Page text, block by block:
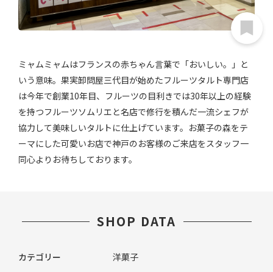
ミャムミャムはフランスの赤ちゃん言葉で「おいしい。」と
いう意味。果実卸問屋三代目が始めたフルーツタルト専門店
は今年で創業10年目、フルーツの目利きでは30年以上の経験
を持つフルーツソムリエと名店で修行を積んだ一流シェフが
協力して美味しいタルトに仕上げています。お菓子の森をテ
ーマにした可愛いお店で神戸のお客様のご来店をスタッフ一
同心よりお待ちしております。
SHOP DATA
カテゴリー 洋菓子